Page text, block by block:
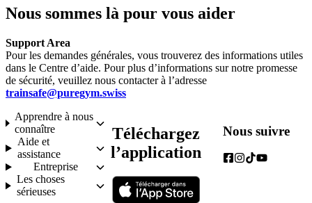
Nous sommes là pour vous aider
Support Area
Pour les demandes générales, vous trouverez des informations utiles
dans le Centre d’aide. Pour plus d’informations sur notre promesse
trainsafe@puregym.swiss
Apprendre à nous
connaître
Aide et
assistance
Entreprise
Les choses
sérieuses
Téléchargez
l’application
Nous suivre